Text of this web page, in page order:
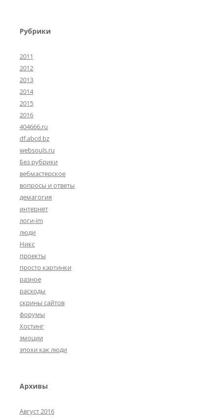
Рубрики
2011
2012
2013
2014
2015
2016
404666.ru
df.abcd.bz
websouls.ru
Без рубрики
вебмастерское
вопросы и ответы
демагогия
интернет
логи-im
люди
Никс
проекты
просто картинки
разное
расходы
скрины сайтов
форумы
Хостинг
эмоции
эпохи как люди
Архивы
Август 2016